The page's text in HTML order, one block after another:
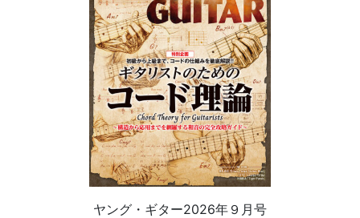
ヤング・ギター2026年９月号